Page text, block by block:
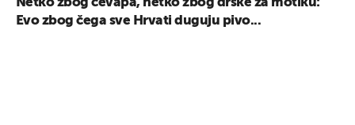
Evo zbog čega sve Hrvati duguju pivo...